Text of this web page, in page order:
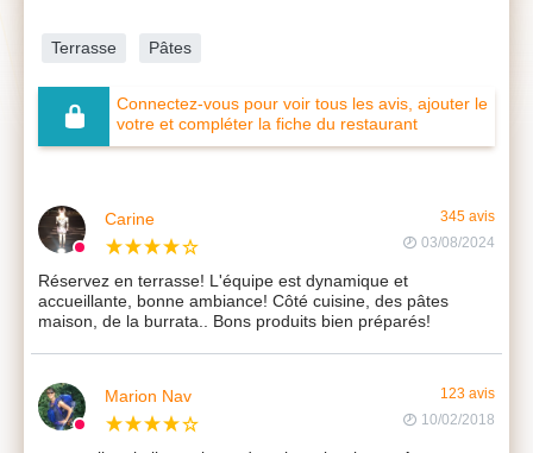
Terrasse Pâtes
Connectez-vous pour voir tous les avis, ajouter le
votre et compléter la fiche du restaurant
Carine
345 avis
03/08/2024
Réservez en terrasse! L'équipe est dynamique et
accueillante, bonne ambiance! Côté cuisine, des pâtes
maison, de la burrata.. Bons produits bien préparés!
Marion Nav
123 avis
10/02/2018